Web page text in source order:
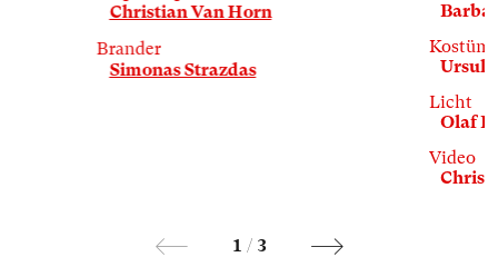
Christian Van Horn
Brander
Simonas Strazdas
Licht
Olaf
Video
Chris
1 / 3